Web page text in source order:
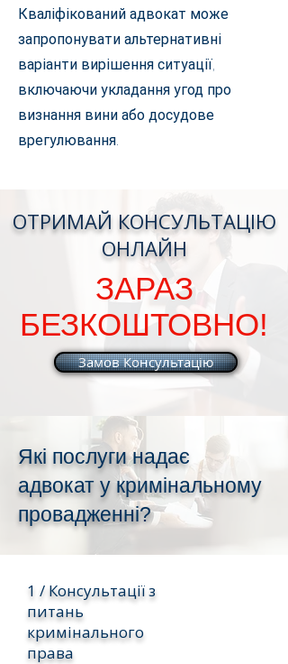
Кваліфікований адвокат може
запропонувати альтернативні
варіанти вирішення ситуації,
включаючи укладання угод про
визнання вини або досудове
врегулювання.
ОТРИМАЙ КОНСУЛЬТАЦІЮ
ОНЛАЙН
ЗАРАЗ
БЕЗКОШТОВНО!
Замов Консультацію
Які послуги надає
адвокат у кримінальному
провадженні?
1 / Консультації з
питань
кримінального
права